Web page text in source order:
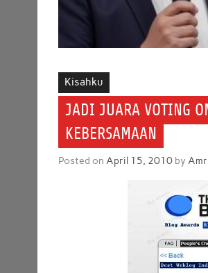
Kisahku
JADI JUARA VOTING
KEBERSAMAAN
Posted onApril 15, 2010 by